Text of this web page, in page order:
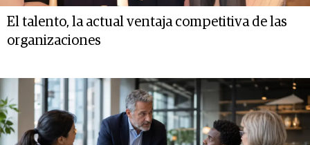
El talento, la actual ventaja competitiva de las
organizaciones